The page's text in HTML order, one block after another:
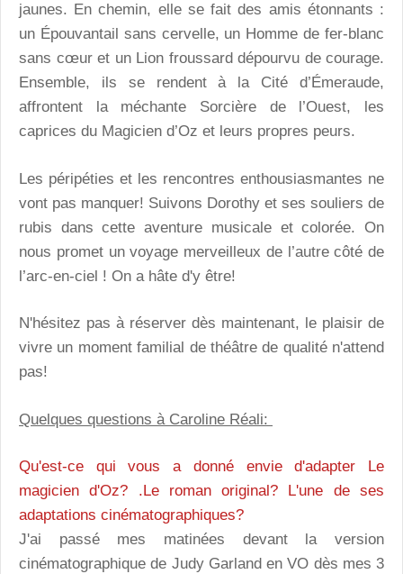
jaunes. En chemin, elle se fait des amis étonnants :
un Épouvantail sans cervelle, un Homme de fer-blanc
sans cœur et un Lion froussard dépourvu de courage.
Ensemble, ils se rendent à la Cité d’Émeraude,
affrontent la méchante Sorcière de l’Ouest, les
caprices du Magicien d’Oz et leurs propres peurs.
Les péripéties et les rencontres enthousiasmantes ne
vont pas manquer! Suivons Dorothy et ses souliers de
rubis dans cette aventure musicale et colorée. On
nous promet un voyage merveilleux de l’autre côté de
l’arc-en-ciel ! On a hâte d'y être!
N'hésitez pas à réserver dès maintenant, le plaisir de
vivre un moment familial de théâtre de qualité n'attend
pas!
Quelques questions à Caroline Réali:
Qu'est-ce qui vous a donné envie d'adapter Le
magicien d'Oz? .Le roman original? L'une de ses
adaptations cinématographiques?
J'ai passé mes matinées devant la version
cinématographique de Judy Garland en VO dès mes 3